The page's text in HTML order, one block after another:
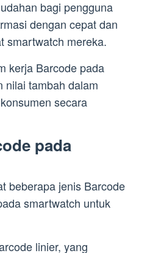
bagi pengguna
dengan cepat dan
smartwatch mereka.
kerja Barcode pada
nilai tambah dalam
secara
pada
beberapa jenis Barcode
smartwatch untuk
linier, yang